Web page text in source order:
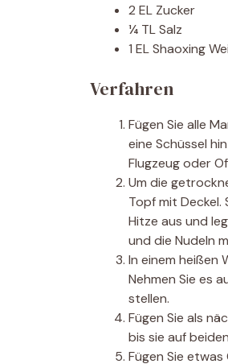
2 EL Zucker
¼ TL Salz
1 EL Shaoxing
Verfahren
Fügen Sie alle
eine Schüssel
Flugzeug oder
Um die
Topf mit Deckel.
Hitze aus und
und die Nudeln
In einem heißen
Nehmen Sie es
stellen.
Fügen Sie als
bis sie auf
Fügen Sie